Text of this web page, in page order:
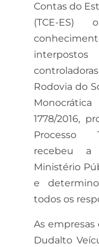
Contas do
(TCE-
Rodovia do
1778/2016,
Processo
recebeu a
Ministério
e
todos os
As empresas
Dudalto